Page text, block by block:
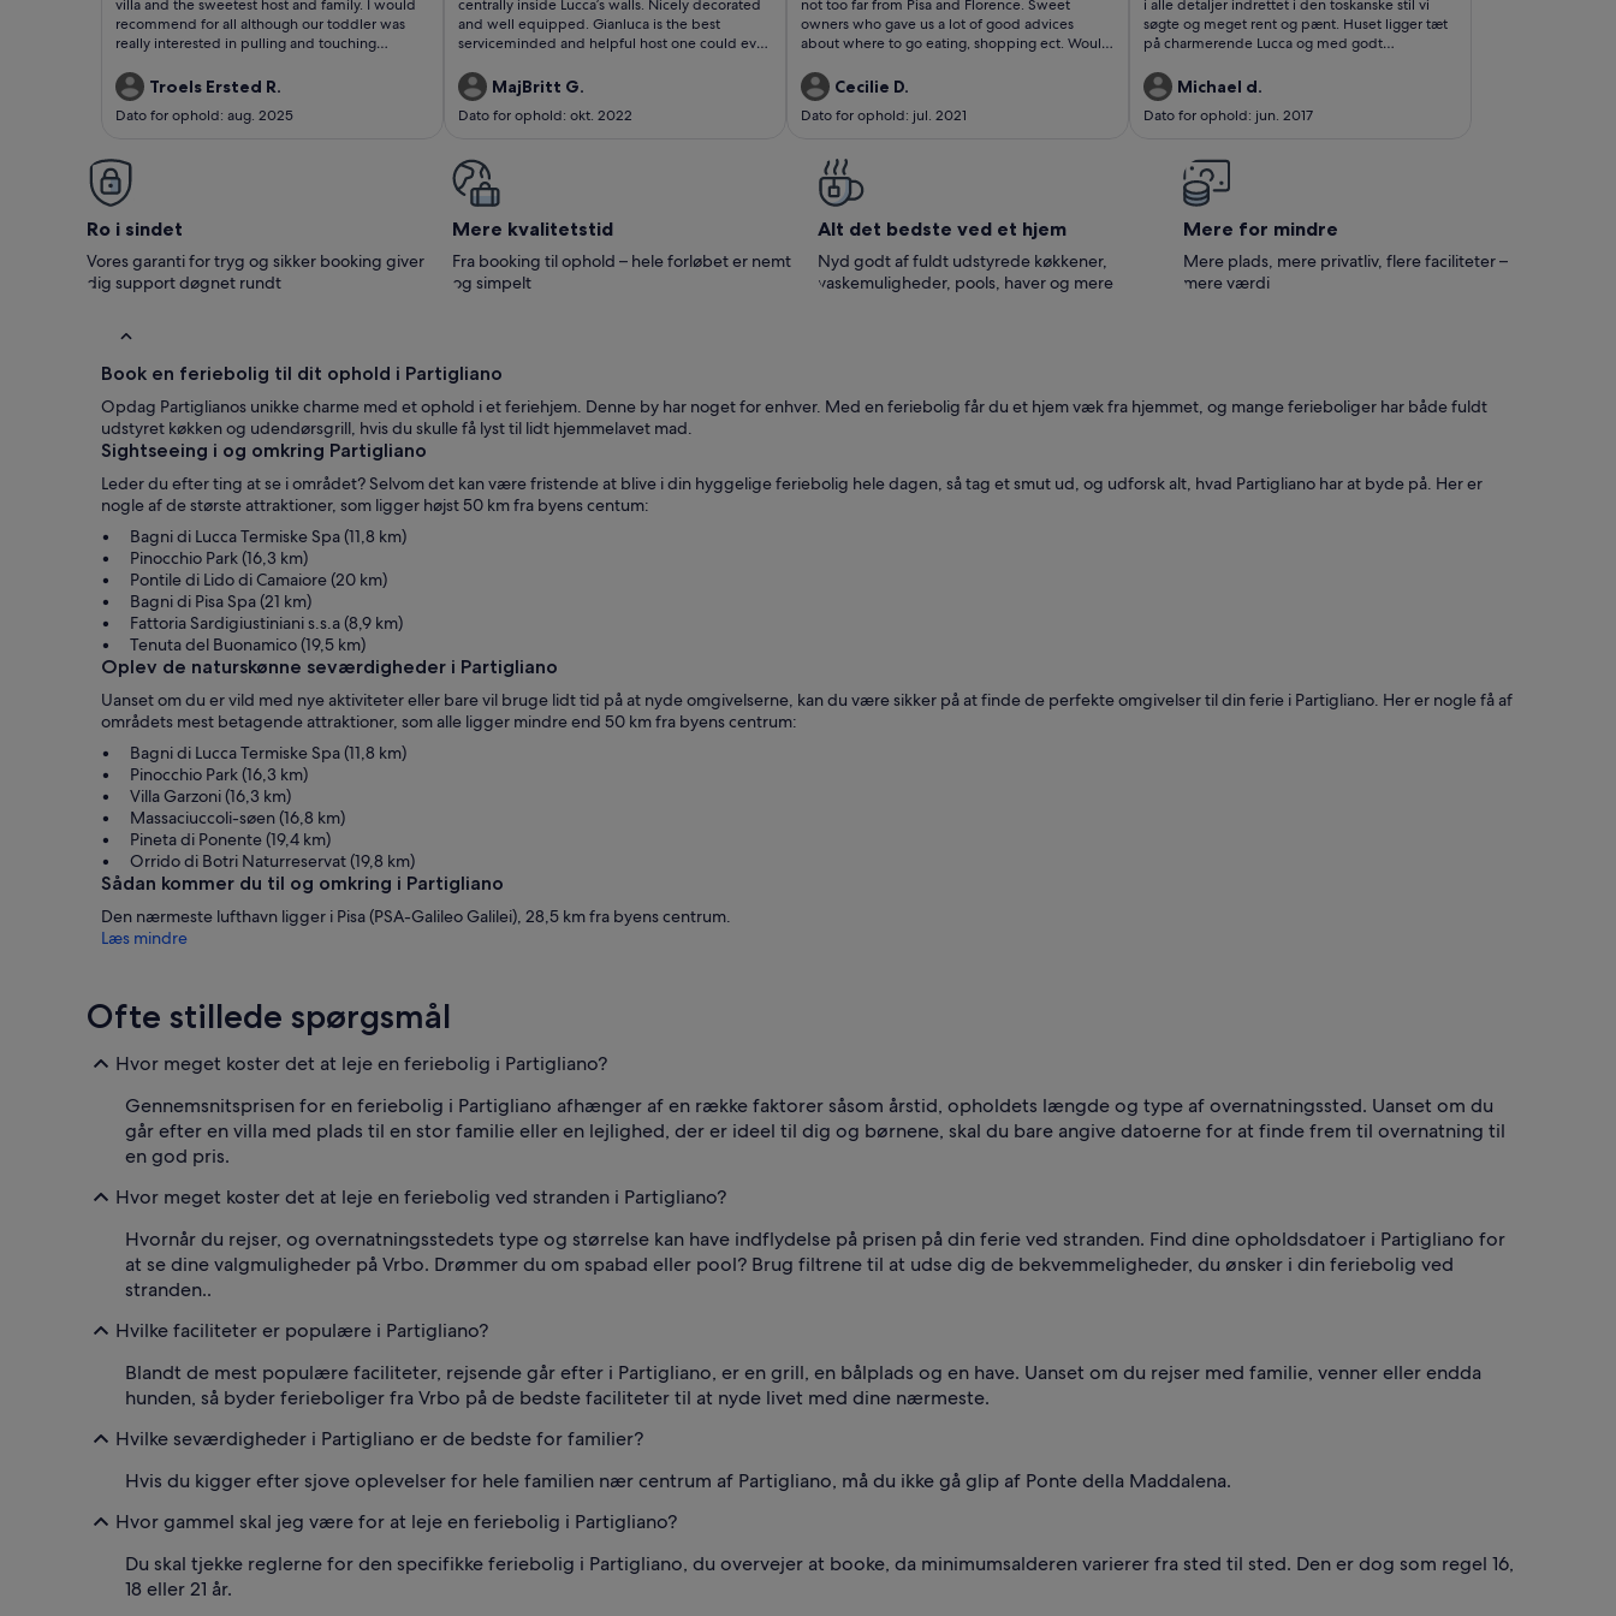
villa and the sweetest host and family. I would
recommend for all although our toddler was
really interested in pulling and touching
Troels Ersted R.
Dato for ophold: aug. 2025
centrally inside Lucca’s walls. Nicely decorated
and well equipped. Gianluca is the best
serviceminded and helpful host one could ever
and the beautiful charming city Lucca.
MajBritt G.
Dato for ophold: okt. 2022
not too far from Pisa and Florence. Sweet
owners who gave us a lot of good advices
about where to go eating, shopping ect. Would
to Tuscany.Cecilie D.
Dato for ophold: jul. 2021
i alle detaljer indrettet i den toskanske stil vi
søgte og meget rent og pænt. Huset ligger tæt
på charmerende Lucca og med godt
varmt anbefales og er bestemt værd at besøge
igen.
Michael d.
Dato for ophold: jun. 2017
Ro i sindet
Vores garanti for tryg og sikker booking giver
dig support døgnet rundt
Mere kvalitetstid
Fra booking til ophold – hele forløbet er nemt
og simpelt
Alt det bedste ved et hjem
Nyd godt af fuldt udstyrede køkkener,
vaskemuligheder, pools, haver og mere
Mere for mindre
Mere plads, mere privatliv, flere faciliteter –
mere værdi
Book en feriebolig til dit ophold i Partigliano
Opdag Partiglianos unikke charme med et ophold i et feriehjem. Denne by har noget for enhver. Med en feriebolig får du et hjem væk fra hjemmet, og mange ferieboliger har både fuldt
udstyret køkken og udendørsgrill, hvis du skulle få lyst til lidt hjemmelavet mad.
Sightseeing i og omkring Partigliano
Leder du efter ting at se i området? Selvom det kan være fristende at blive i din hyggelige feriebolig hele dagen, så tag et smut ud, og udforsk alt, hvad Partigliano har at byde på. Her er
nogle af de største attraktioner, som ligger højst 50 km fra byens centum:
Bagni di Lucca Termiske Spa (11,8 km)
Pinocchio Park (16,3 km)
Pontile di Lido di Camaiore (20 km)
Bagni di Pisa Spa (21 km)
Fattoria Sardigiustiniani s.s.a (8,9 km)
Tenuta del Buonamico (19,5 km)
Oplev de naturskønne seværdigheder i Partigliano
Uanset om du er vild med nye aktiviteter eller bare vil bruge lidt tid på at nyde omgivelserne, kan du være sikker på at finde de perfekte omgivelser til din ferie i Partigliano. Her er nogle få af
områdets mest betagende attraktioner, som alle ligger mindre end 50 km fra byens centrum:
Bagni di Lucca Termiske Spa (11,8 km)
Pinocchio Park (16,3 km)
Villa Garzoni (16,3 km)
Massaciuccoli-søen (16,8 km)
Pineta di Ponente (19,4 km)
Orrido di Botri Naturreservat (19,8 km)
Sådan kommer du til og omkring i Partigliano
Den nærmeste lufthavn ligger i Pisa (PSA-Galileo Galilei), 28,5 km fra byens centrum.
Læs mindre
Ofte stillede spørgsmål
Hvor meget koster det at leje en feriebolig i Partigliano?
Gennemsnitsprisen for en feriebolig i Partigliano afhænger af en række faktorer såsom årstid, opholdets længde og type af overnatningssted. Uanset om du
går efter en villa med plads til en stor familie eller en lejlighed, der er ideel til dig og børnene, skal du bare angive datoerne for at finde frem til overnatning til
en god pris.
Hvor meget koster det at leje en feriebolig ved stranden i Partigliano?
Hvornår du rejser, og overnatningsstedets type og størrelse kan have indflydelse på prisen på din ferie ved stranden. Find dine opholdsdatoer i Partigliano for
at se dine valgmuligheder på Vrbo. Drømmer du om spabad eller pool? Brug filtrene til at udse dig de bekvemmeligheder, du ønsker i din feriebolig ved
stranden..
Hvilke faciliteter er populære i Partigliano?
Blandt de mest populære faciliteter, rejsende går efter i Partigliano, er en grill, en bålplads og en have. Uanset om du rejser med familie, venner eller endda
hunden, så byder ferieboliger fra Vrbo på de bedste faciliteter til at nyde livet med dine nærmeste.
Hvilke seværdigheder i Partigliano er de bedste for familier?
Hvis du kigger efter sjove oplevelser for hele familien nær centrum af Partigliano, må du ikke gå glip af Ponte della Maddalena.
Hvor gammel skal jeg være for at leje en feriebolig i Partigliano?
Du skal tjekke reglerne for den specifikke feriebolig i Partigliano, du overvejer at booke, da minimumsalderen varierer fra sted til sted. Den er dog som regel 16,
18 eller 21 år.